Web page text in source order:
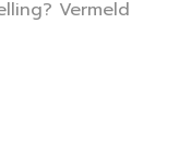
Vermeld